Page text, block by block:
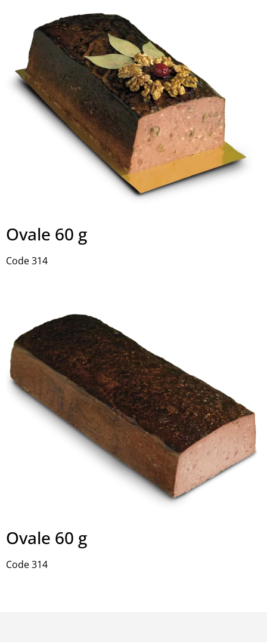
Ovale 60 g
Code 314
Ovale 60 g
Code 314